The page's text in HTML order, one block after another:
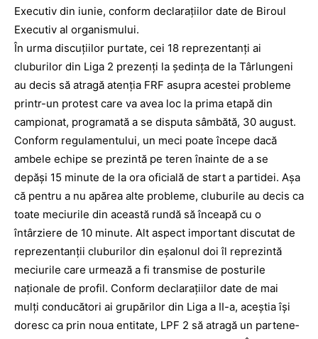
Executiv din iunie, conform declarațiilor date de Biroul
Executiv al organismului.
În urma discuțiilor purtate, cei 18 reprezentanți ai
cluburilor din Liga 2 prezenți la ședința de la Târlungeni
au decis să atragă atenția FRF asupra acestei probleme
printr-un protest care va avea loc la prima etapă din
campionat, programată a se disputa sâmbătă, 30 august.
Conform regulamentului, un meci poate începe dacă
ambele echipe se prezintă pe teren înainte de a se
depăși 15 minute de la ora oficială de start a partidei. Așa
că pentru a nu apărea alte probleme, cluburile au decis ca
toate meciurile din această rundă să înceapă cu o
întârziere de 10 minute. Alt aspect important discutat de
reprezentanții cluburilor din eșalonul doi îl reprezintă
meciurile care urmează a fi transmise de posturile
naționale de profil. Conform declarațiilor date de mai
mulți conducători ai grupărilor din Liga a II-a, aceștia își
doresc ca prin noua entitate, LPF 2 să atragă un ­partene­